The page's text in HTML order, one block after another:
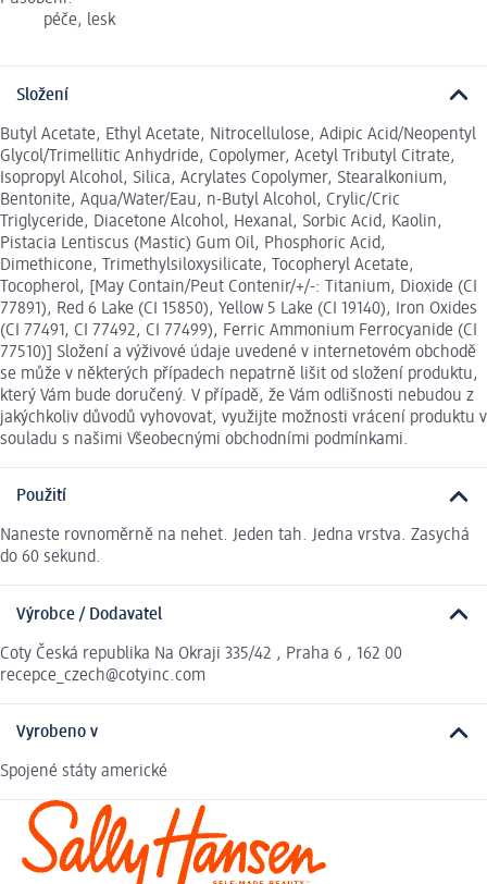
péče, lesk
Složení
Butyl Acetate, Ethyl Acetate, Nitrocellulose, Adipic Acid/Neopentyl
Glycol/Trimellitic Anhydride, Copolymer, Acetyl Tributyl Citrate,
Isopropyl Alcohol, Silica, Acrylates Copolymer, Stearalkonium,
Bentonite, Aqua/Water/Eau, n-Butyl Alcohol, Crylic/Cric
Triglyceride, Diacetone Alcohol, Hexanal, Sorbic Acid, Kaolin,
Pistacia Lentiscus (Mastic) Gum Oil, Phosphoric Acid,
Dimethicone, Trimethylsiloxysilicate, Tocopheryl Acetate,
Tocopherol, [May Contain/Peut Contenir/+/-: Titanium, Dioxide (CI
77891), Red 6 Lake (CI 15850), Yellow 5 Lake (CI 19140), Iron Oxides
(CI 77491, CI 77492, CI 77499), Ferric Ammonium Ferrocyanide (CI
77510)] Složení a výživové údaje uvedené v internetovém obchodě
se může v některých případech nepatrně lišit od složení produktu,
který Vám bude doručený. V případě, že Vám odlišnosti nebudou z
jakýchkoliv důvodů vyhovovat, využijte možnosti vrácení produktu v
souladu s našimi Všeobecnými obchodními podmínkami.
Použití
Naneste rovnoměrně na nehet. Jeden tah. Jedna vrstva. Zasychá
do 60 sekund.
Výrobce / Dodavatel
Coty Česká republika Na Okraji 335/42 , Praha 6 , 162 00
recepce_czech@cotyinc.com
Vyrobeno v
Spojené státy americké